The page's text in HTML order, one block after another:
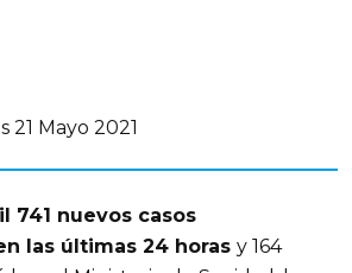
21 Mayo 2021
741 nuevos casos
las últimas 24 horas y 164